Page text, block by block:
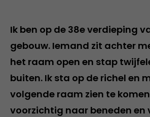
Ik ben op de 38e verdieping
gebouw. Iemand zit achter
het raam open en stap
buiten. Ik sta op de richel en
volgende raam zien te
voorzichtig naar beneden en